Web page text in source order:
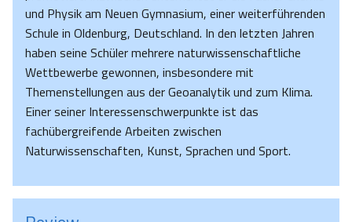
und Physik am Neuen Gymnasium, einer weiterführenden
Schule in Oldenburg, Deutschland. In den letzten Jahren
haben seine Schüler mehrere naturwissenschaftliche
Wettbewerbe gewonnen, insbesondere mit
Themenstellungen aus der Geoanalytik und zum Klima.
Einer seiner Interessenschwerpunkte ist das
fachübergreifende Arbeiten zwischen
Naturwissenschaften, Kunst, Sprachen und Sport.